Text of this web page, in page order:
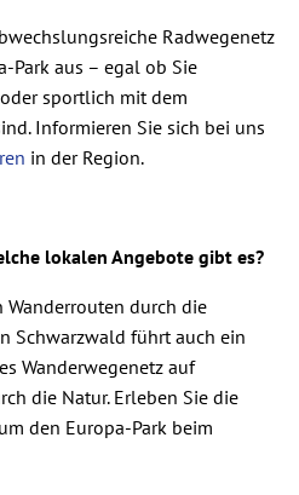
Radwegenetz
Park aus – egal ob Sie
sportlich mit dem
Informieren Sie sich bei uns
in der Region.
lokalen Angebote gibt es?
durch die
Schwarzwald führt auch ein
Wanderwegenetz auf
die Natur. Erleben Sie die
den Europa-Park beim